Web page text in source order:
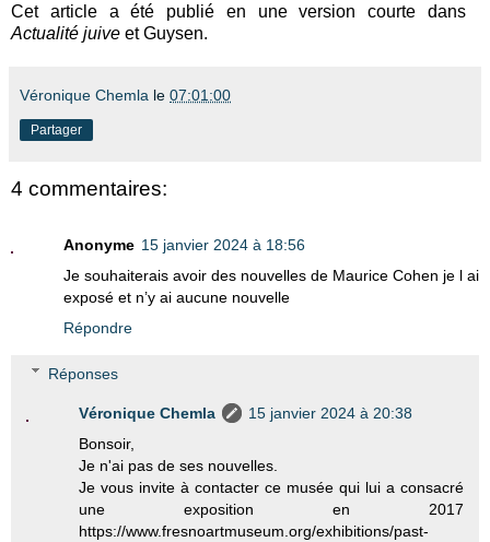
Cet article a été publié en une version courte dans
Actualité juive et Guysen.
Véronique Chemla le 07:01:00
Partager
4 commentaires:
Anonyme 15 janvier 2024 à 18:56
Je souhaiterais avoir des nouvelles de Maurice Cohen je l ai
exposé et n’y ai aucune nouvelle
Répondre
Réponses
Véronique Chemla
15 janvier 2024 à 20:38
Bonsoir,
Je n'ai pas de ses nouvelles.
Je vous invite à contacter ce musée qui lui a consacré
une exposition en 2017
https://www.fresnoartmuseum.org/exhibitions/past-